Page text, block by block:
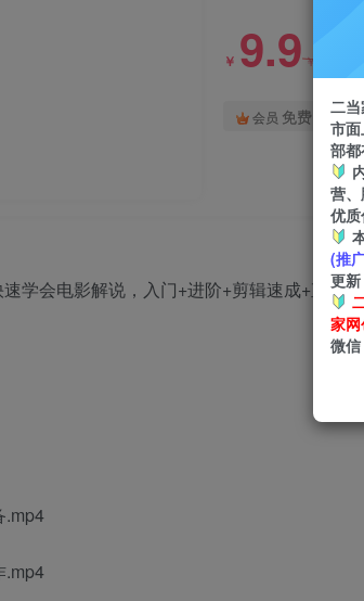
￥ 9.9￥
会员 免费
.mp4
.mp4
二
市
部都
营
优质
(推
更新
家
微